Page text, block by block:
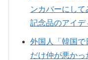
ンカバーにし
記念品のアイデ
外国人「韓国で
だけ仲が悪かっ